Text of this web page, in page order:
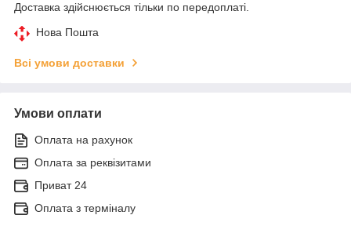
Доставка здійснюється тільки по передоплаті.
Нова Пошта
Всі умови доставки
Умови оплати
Оплата на рахунок
Оплата за реквізитами
Приват 24
Оплата з терміналу